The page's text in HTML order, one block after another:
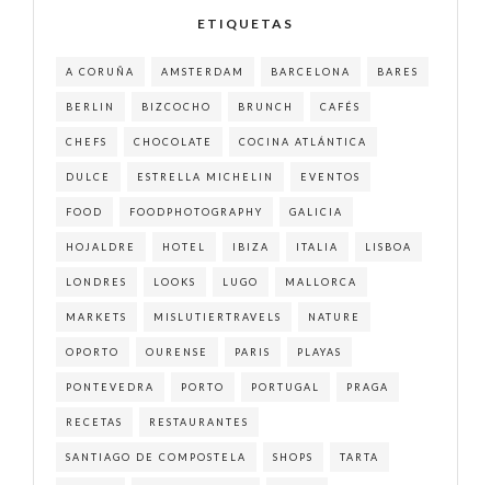
ETIQUETAS
A CORUÑA AMSTERDAM BARCELONA BARES
BERLIN BIZCOCHO BRUNCH CAFÉS
CHEFS CHOCOLATE COCINA ATLÁNTICA
DULCE ESTRELLA MICHELIN EVENTOS
FOOD FOODPHOTOGRAPHY GALICIA
HOJALDRE HOTEL IBIZA ITALIA LISBOA
LONDRES LOOKS LUGO MALLORCA
MARKETS MISLUTIERTRAVELS NATURE
OPORTO OURENSE PARIS PLAYAS
PONTEVEDRA PORTO PORTUGAL PRAGA
RECETAS RESTAURANTES
SANTIAGO DE COMPOSTELA SHOPS TARTA